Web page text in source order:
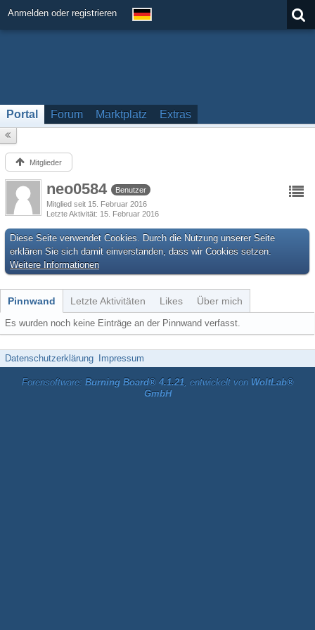
Anmelden oder registrieren
Portal Forum Marktplatz Extras
Mitglieder
neo0584
Benutzer
Mitglied seit 15. Februar 2016
Letzte Aktivität 15. Februar 2016
Diese Seite verwendet Cookies. Durch die Nutzung unserer Seite
erklären Sie sich damit einverstanden, dass wir Cookies setzen.
Weitere Informationen
Pinnwand Letzte Aktivitäten Likes Über mich
Es wurden noch keine Einträge an der Pinnwand verfasst.
Datenschutzerklärung Impressum
Forensoftware: Burning Board® 4.1.21, entwickelt von WoltLab®
GmbH